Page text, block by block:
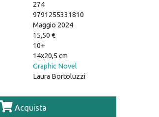
274
9791255331810
Maggio 2024
15,50 €
10+
14x20,5 cm
Graphic Novel
Laura Bortoluzzi
Acquista